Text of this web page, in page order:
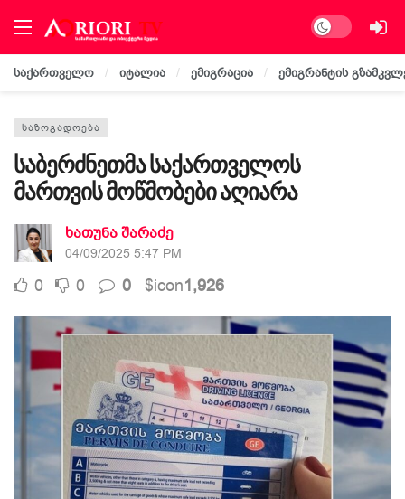
Dark mode
საქართველო იტალია ემიგრაცია ემიგრანტის
ᲡᲐᲖᲝᲒᲐᲓᲝᲔᲑᲐ
საბერძნეთმა საქართველოს
მართვის მოწმობები აღიარა
ხათუნა შარაძე
04/09/2025 5:47 PM
0 0 0 $icon1,926